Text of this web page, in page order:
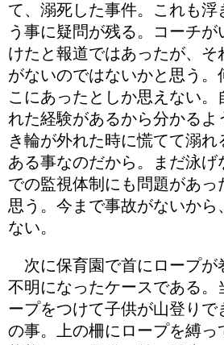
て、溺死した事件。これも浮
う事に疑問が残る。コーチが
けたと報道ではあったが、そ
がないのではないかと思う。
こにあったとしか思えない。
れた経験があるから分かるよ
き輪が外れた時に慌てて溺れ
ある事なのだから。まだ泳げ
での監視体制にも問題があっ
思う。今まで事故がないから
ない。
次に保育園で首にロープが
不明になったケースである。
ープをつけて子供が山登りで
の事。上の柵にロープを縛っ